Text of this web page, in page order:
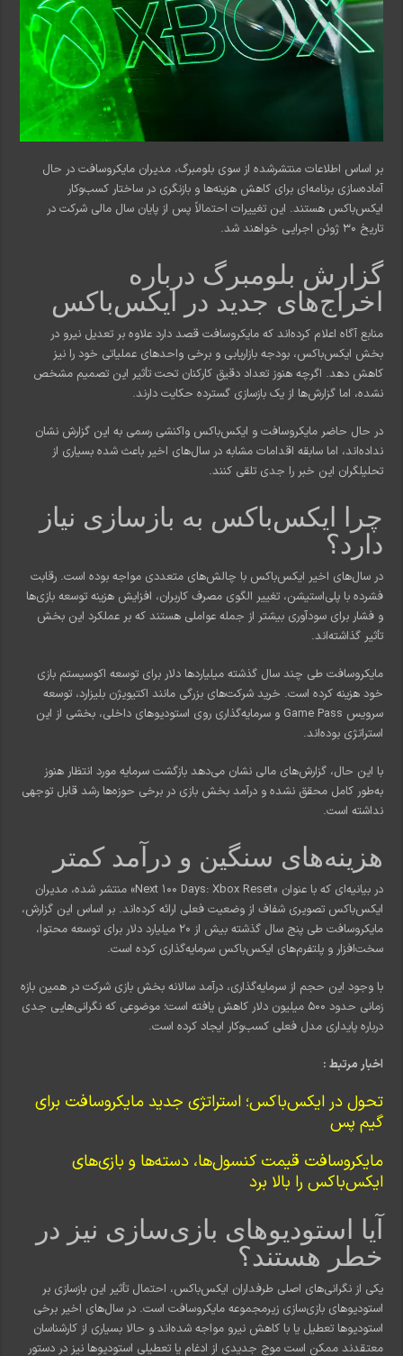
بر اساس اطلاعات منتشرشده از سوی بلومبرگ، مدیران مایکروسافت در حال
آماده‌سازی برنامه‌ای برای کاهش هزینه‌ها و بازنگری در ساختار کسب‌وکار
ایکس‌باکس هستند. این تغییرات احتمالاً پس از پایان سال مالی شرکت در
تاریخ 30 ژوئن اجرایی خواهند شد.
گزارش بلومبرگ درباره
اخراج‌های جدید در ایکس‌باکس
منابع آگاه اعلام کرده‌اند که مایکروسافت قصد دارد علاوه بر تعدیل نیرو در
بخش ایکس‌باکس، بودجه بازاریابی و برخی واحدهای عملیاتی خود را نیز
کاهش دهد. اگرچه هنوز تعداد دقیق کارکنان تحت تأثیر این تصمیم مشخص
نشده، اما گزارش‌ها از یک بازسازی گسترده حکایت دارند.
در حال حاضر مایکروسافت و ایکس‌باکس واکنشی رسمی به این گزارش نشان
نداده‌اند، اما سابقه اقدامات مشابه در سال‌های اخیر باعث شده بسیاری از
تحلیلگران این خبر را جدی تلقی کنند.
چرا ایکس‌باکس به بازسازی نیاز
دارد؟
در سال‌های اخیر ایکس‌باکس با چالش‌های متعددی مواجه بوده است. رقابت
فشرده با پلی‌استیشن، تغییر الگوی مصرف کاربران، افزایش هزینه توسعه بازی‌ها
و فشار برای سودآوری بیشتر از جمله عواملی هستند که بر عملکرد این بخش
تأثیر گذاشته‌اند.
مایکروسافت طی چند سال گذشته میلیاردها دلار برای توسعه اکوسیستم بازی
خود هزینه کرده است. خرید شرکت‌های بزرگی مانند اکتیویژن بلیزارد، توسعه
سرویس Game Pass و سرمایه‌گذاری روی استودیوهای داخلی، بخشی از این
استراتژی بوده‌اند.
با این حال، گزارش‌های مالی نشان می‌دهد بازگشت سرمایه مورد انتظار هنوز
به‌طور کامل محقق نشده و درآمد بخش بازی در برخی حوزه‌ها رشد قابل توجهی
نداشته است.
هزینه‌های سنگین و درآمد کمتر
در بیانیه‌ای که با عنوان «Next 100 Days: Xbox Reset» منتشر شده، مدیران
ایکس‌باکس تصویری شفاف از وضعیت فعلی ارائه کرده‌اند. بر اساس این گزارش،
مایکروسافت طی پنج سال گذشته بیش از 20 میلیارد دلار برای توسعه محتوا،
سخت‌افزار و پلتفرم‌های ایکس‌باکس سرمایه‌گذاری کرده است.
با وجود این حجم از سرمایه‌گذاری، درآمد سالانه بخش بازی شرکت در همین بازه
زمانی حدود 500 میلیون دلار کاهش یافته است؛ موضوعی که نگرانی‌هایی جدی
درباره پایداری مدل فعلی کسب‌وکار ایجاد کرده است.
اخبار مرتبط :
تحول در ایکس‌باکس؛ استراتژی جدید مایکروسافت برای
گیم پس
مایکروسافت قیمت کنسول‌ها، دسته‌ها و بازی‌های
ایکس‌باکس را بالا برد
آیا استودیوهای بازی‌سازی نیز در
خطر هستند؟
یکی از نگرانی‌های اصلی طرفداران ایکس‌باکس، احتمال تأثیر این بازسازی بر
استودیوهای بازی‌سازی زیرمجموعه مایکروسافت است. در سال‌های اخیر برخی
استودیوها تعطیل یا با کاهش نیرو مواجه شده‌اند و حالا بسیاری از کارشناسان
معتقدند ممکن است موج جدیدی از ادغام یا تعطیلی استودیوها نیز در دستور